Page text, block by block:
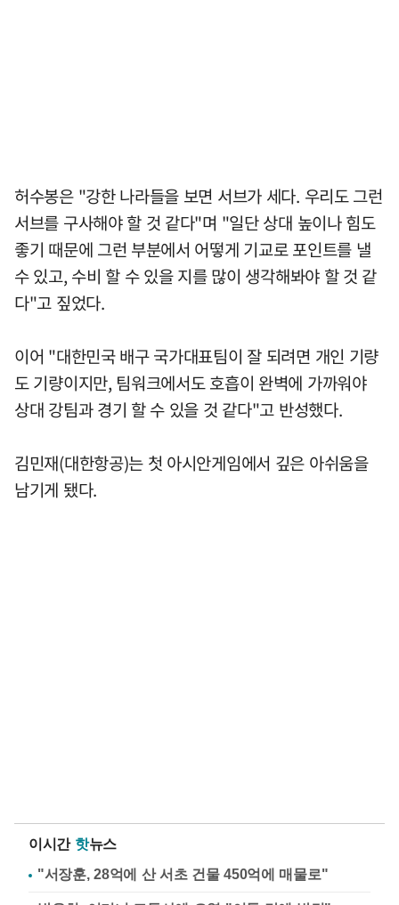
허수봉은 "강한 나라들을 보면 서브가 세다. 우리도 그런
서브를 구사해야 할 것 같다"며 "일단 상대 높이나 힘도
좋기 때문에 그런 부분에서 어떻게 기교로 포인트를 낼
수 있고, 수비 할 수 있을 지를 많이 생각해봐야 할 것 같
다"고 짚었다.
이어 "대한민국 배구 국가대표팀이 잘 되려면 개인 기량
도 기량이지만, 팀워크에서도 호흡이 완벽에 가까워야
상대 강팀과 경기 할 수 있을 것 같다"고 반성했다.
김민재(대한항공)는 첫 아시안게임에서 깊은 아쉬움을
남기게 됐다.
이시간 핫뉴스
"서장훈, 28억에 산 서초 건물 450억에 매물로"